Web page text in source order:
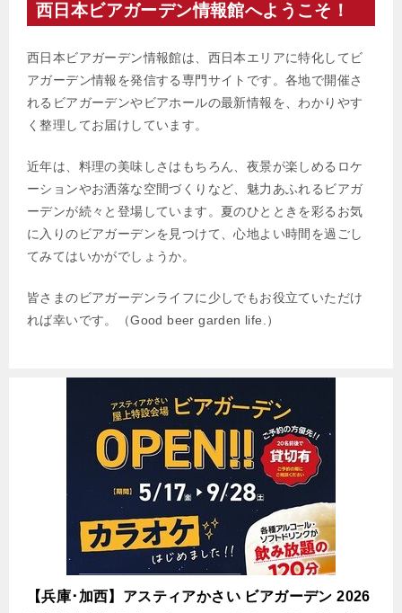
西日本ビアガーデン情報館へようこそ！
西日本ビアガーデン情報館は、西日本エリアに特化してビ
アガーデン情報を発信する専門サイトです。各地で開催さ
れるビアガーデンやビアホールの最新情報を、わかりやす
く整理してお届けしています。
近年は、料理の美味しさはもちろん、夜景が楽しめるロケ
ーションやお洒落な空間づくりなど、魅力あふれるビアガ
ーデンが続々と登場しています。夏のひとときを彩るお気
に入りのビアガーデンを見つけて、心地よい時間を過ごし
てみてはいかがでしょうか。
皆さまのビアガーデンライフに少しでもお役立ていただけ
れば幸いです。（Good beer garden life.）
【兵庫･加西】アスティアかさい ビアガーデン 2026